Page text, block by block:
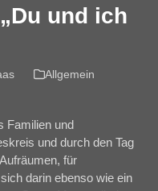
und ich
Allgemein
Familien und
und durch den Tag
für
darin ebenso wie ein